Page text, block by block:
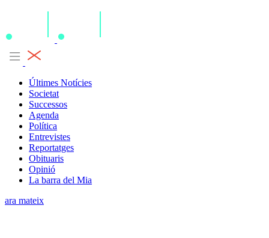
Últimes Notícies
Societat
Successos
Agenda
Política
Entrevistes
Reportatges
Obituaris
Opinió
La barra del Mia
ara mateix